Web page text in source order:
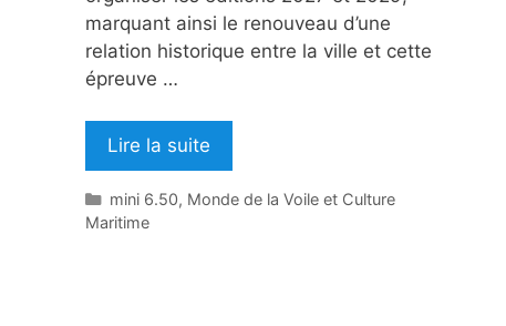
marquant ainsi le renouveau d’une
relation historique entre la ville et cette
épreuve …
Lire la suite
Catégories
mini 6.50, Monde de la Voile et Culture
Maritime